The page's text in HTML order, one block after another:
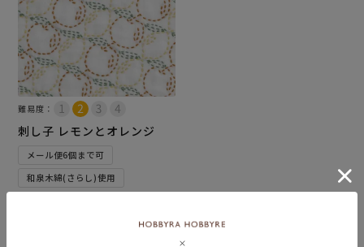
難易度：
刺し子 レモンとオレンジ
メール便6個まで可
和泉木綿(さらし)使用